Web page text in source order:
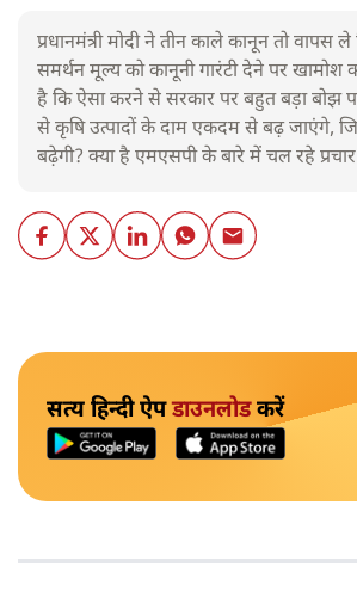
प्रधानमंत्री मोदी ने तीन काले कानून तो वापस
समर्थन मूल्य को कानूनी गारंटी देने पर खामोश
है कि ऐसा करने से सरकार पर बहुत बड़ा बोझ
से कृषि उत्पादों के दाम एकदम से बढ़ जाएंगे,
बढ़ेगी? क्या है एमएसपी के बारे में चल रहे
सत्य हिन्दी ऐपडाउनलोडकरें